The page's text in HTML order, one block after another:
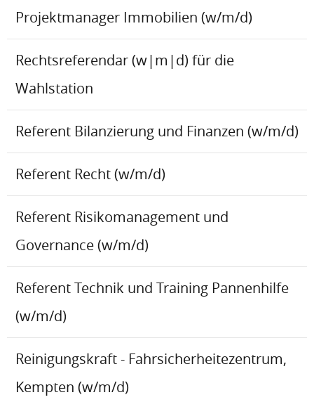
Projektmanager Immobilien (w/m/d)
Rechtsreferendar (w|m|d) für die
Wahlstation
Referent Bilanzierung und Finanzen (w/m/d)
Referent Recht (w/m/d)
Referent Risikomanagement und
Governance (w/m/d)
Referent Technik und Training Pannenhilfe
(w/m/d)
Reinigungskraft - Fahrsicherheitezentrum,
Kempten (w/m/d)